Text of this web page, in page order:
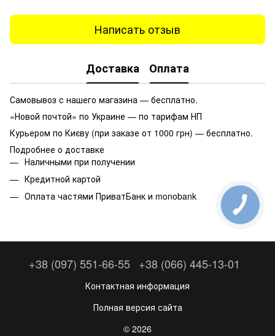
Написать отзыв
Доставка Оплата
Самовывоз с нашего магазина — бесплатно.
«Новой почтой» по Украине — по тарифам НП
Курьером по Києву (при заказе от 1000 грн) — бесплатно.
Подробнее о доставке
Наличными при получении
Кредитной картой
Оплата частями ПриватБанк и monobank
+38 (097) 551-66-55 +38 (066) 445-13-01
Контактная информация
Полная версия сайта
© 2026